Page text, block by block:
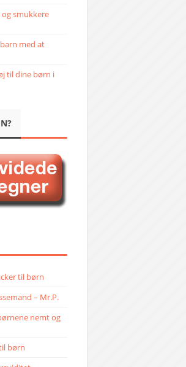
smukkere
med at
til dine børn i
til børn
– Mr.P.
nemt og
børn